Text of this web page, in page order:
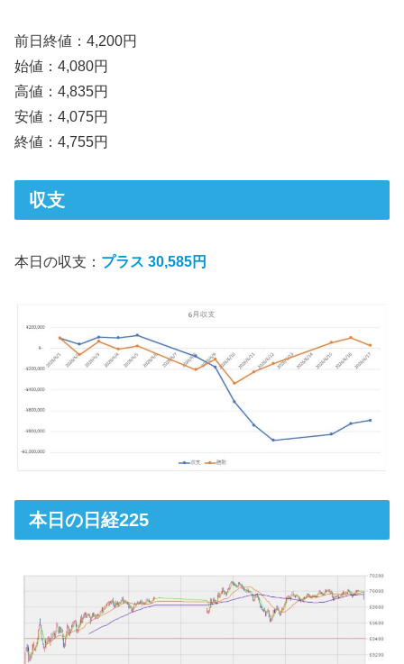
前日終値：4,200円
始値：4,080円
高値：4,835円
安値：4,075円
終値：4,755円
収支
本日の収支： プラス 30,585円
本日の日経225